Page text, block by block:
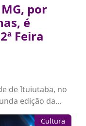
por
é
Feira
de Ituiutaba, no
edição da...
Cultura